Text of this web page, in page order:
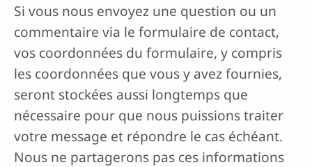
Si vous nous envoyez une question ou un
commentaire via le formulaire de contact,
vos coordonnées du formulaire, y compris
les coordonnées que vous y avez fournies,
seront stockées aussi longtemps que
nécessaire pour que nous puissions traiter
votre message et répondre le cas échéant.
Nous ne partagerons pas ces informations